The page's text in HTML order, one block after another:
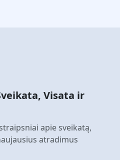
Visata ir
apie sveikatą,
atradimus